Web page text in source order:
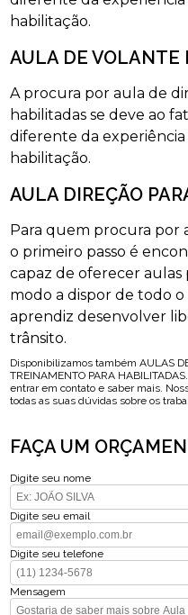
habilitação.
AULA DE VOLANTE
A procura por aula de
habilitadas se deve ao
diferente da experiência
habilitação.
AULA DIREÇÃO
Para quem procura por
o primeiro passo é
capaz de oferecer aulas
modo a dispor de todo
aprendiz desenvolver
trânsito.
Disponibilizamos também AULAS
TREINAMENTO PARA
entrar em contato e saber mais.
todas as suas dúvidas sobre os
FAÇA UM
Digite seu nome
Digite seu email
Digite seu telefone
Mensagem